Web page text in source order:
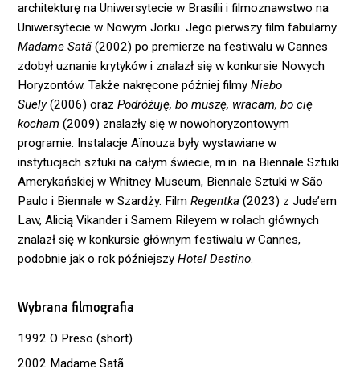
architekturę na Uniwersytecie w Brasílii i filmoznawstwo na
Uniwersytecie w Nowym Jorku. Jego pierwszy film fabularny
Madame Satã (2002) po premierze na festiwalu w Cannes
zdobył uznanie krytyków i znalazł się w konkursie Nowych
Horyzontów. Także nakręcone później filmyNiebo
Suely(2006) orazPodróżuję, bo muszę, wracam, bo cię
kocham (2009) znalazły się w nowohoryzontowym
programie. Instalacje Aïnouza były wystawiane w
instytucjach sztuki na całym świecie, m.in. na Biennale Sztuki
Amerykańskiej w Whitney Museum, Biennale Sztuki w São
Paulo i Biennale w Szardży. FilmRegentka(2023) z Jude’em
Law, Alicią Vikander i Samem Rileyem w rolach głównych
znalazł się w konkursie głównym festiwalu w Cannes,
podobnie jak o rok późniejszyHotel Destino.
Wybrana filmografia
1992 O Preso (short)
2002 Madame Satã